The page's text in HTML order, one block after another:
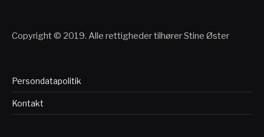
Copyright © 2019. Alle rettigheder tilhører Stine Øster
Persondatapolitik
Kontakt